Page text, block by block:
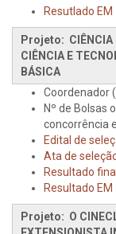
Resutlado EM
Projeto: CIÊNCIA
CIÊNCIA E
BÁSICA
Coordenador
Nº de Bolsas
concorrência
Edital de
Ata de
Resultado final
Resultado EM
Projeto: O